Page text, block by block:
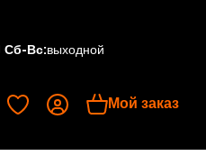
Сб-Вс:выходной
Мой заказ